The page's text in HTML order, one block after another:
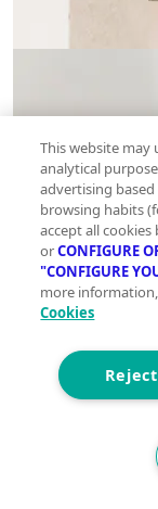
This website
analytical
advertising
browsing habits
accept all
orCONFIGURE
"CONFIGURE
more
Cookies